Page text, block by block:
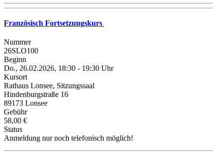
Französisch Fortsetzungskurs
Nummer
26SLO100
Beginn
Do., 26.02.2026, 18:30 - 19:30 Uhr
Kursort
Rathaus Lonsee, Sitzungssaal
Hindenburgstraße 16
89173 Lonsee
Gebühr
58,00 €
Status
Anmeldung nur noch telefonisch möglich!